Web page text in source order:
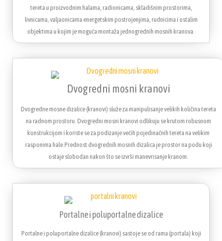
tereta u proizvodnim halama, radionicama, skladišnim prostorima,
livnicama, valjaonicama energetskim postrojenjima, rudnicima i ostalim
objektima u kojim je moguća montaža jednogrednih mosnih kranova.
Dvogredni mosni kranovi
Dvogredne mosne dizalice (kranovi) služe za manipulisanje velikih količina tereta
na radnom prostoru. Dvogredni mosni kranovi odlikuju se krutom robusnom
konstrukcijom i koriste se za podizanje većih pojedinačnih tereta na velikim
rasponima hale.Prednost dvogrednih mosnih dizalica je prostor na podu koji
ostaje slobodan nakon što se izvrši manevrisanje kranom.
Portalne i poluportalne dizalice
Portalne i poluportalne dizalice (kranovi) sastoje se od rama (portala) koji